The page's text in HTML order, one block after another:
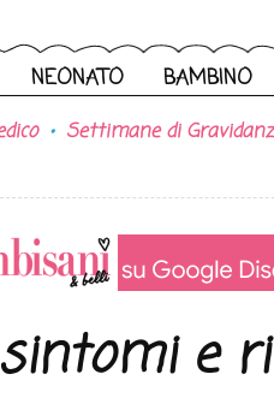
NEONATO BAMBINO
Settimane di
e